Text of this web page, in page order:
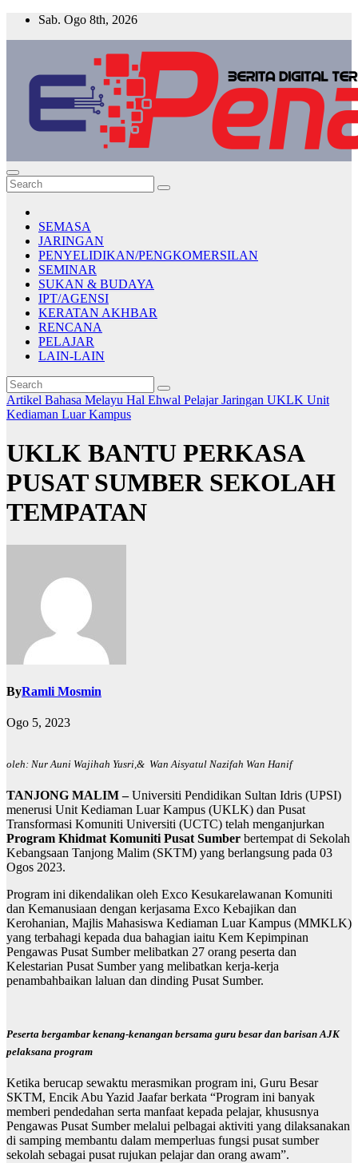
Skip
Sab. Ogo 8th, 2026
E-PENA
Berita Digital Terkini
SEMASA
JARINGAN
PENYELIDIKAN/PENGKOMERSILAN
SEMINAR
SUKAN & BUDAYA
IPT/AGENSI
KERATAN AKHBAR
RENCANA
PELAJAR
LAIN-LAIN
Artikel Bahasa Melayu Hal Ehwal PelajarJaringan UKLK Unit
Kediaman Luar Kampus
UKLK BANTU PERKASA
PUSAT SUMBER SEKOLAH
TEMPATAN
ByRamli Mosmin
Ogo 5, 2023
oleh: Nur Auni Wajihah Yusri,& Wan Aisyatul Nazifah Wan Hanif
TANJONG MALIM –Universiti Pendidikan Sultan Idris (UPSI)
menerusi Unit Kediaman Luar Kampus (UKLK) dan Pusat
Transformasi Komuniti Universiti (UCTC) telah menganjurkan
Program Khidmat Komuniti Pusat Sumber bertempat di Sekolah
Kebangsaan Tanjong Malim (SKTM) yang berlangsung pada 03
Ogos 2023.
Program ini dikendalikan oleh Exco Kesukarelawanan Komuniti
dan Kemanusiaan dengan kerjasama Exco Kebajikan dan
Kerohanian, Majlis Mahasiswa Kediaman Luar Kampus (MMKLK)
yang terbahagi kepada dua bahagian iaitu Kem Kepimpinan
Pengawas Pusat Sumber melibatkan 27 orang peserta dan
Kelestarian Pusat Sumber yang melibatkan kerja-kerja
penambahbaikan laluan dan dinding Pusat Sumber.
Peserta bergambar kenang-kenangan bersama guru besar dan barisan AJK
pelaksana program
Ketika berucap sewaktu merasmikan program ini, Guru Besar
SKTM, Encik Abu Yazid Jaafar berkata “Program ini banyak
memberi pendedahan serta manfaat kepada pelajar, khususnya
Pengawas Pusat Sumber melalui pelbagai aktiviti yang dilaksanakan
di samping membantu dalam memperluas fungsi pusat sumber
sekolah sebagai pusat rujukan pelajar dan orang awam”.